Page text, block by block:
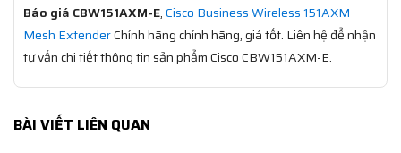
Báo giá CBW151AXM-E,Cisco Business Wireless 151AXM
Mesh ExtenderChính hãng chính hãng, giá tốt. Liên hệ để nhận
tư vấn chi tiết thông tin sản phẩm Cisco CBW151AXM-E.
BÀI VIẾT LIÊN QUAN